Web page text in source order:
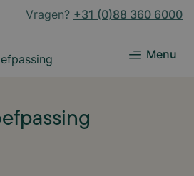
Vragen? +31 (0)88 360 6000
Menu